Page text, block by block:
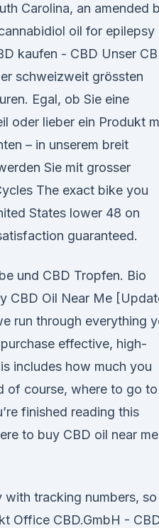
Carolina, an amended
oil for epilepsy
kaufen - CBD Unser
schweizweit grössten
Egal, ob Sie eine
oder lieber ein Produkt
– in unserem breit
Sie mit grosser
The exact bike you
States lower 48 on
guaranteed.
und CBD Tropfen. Bio
CBD Oil Near Me
run through everything
effective, high-
includes how much you
of course, where to go to
finished reading this
to buy CBD oil near
tracking numbers, so
Office CBD.GmbH -